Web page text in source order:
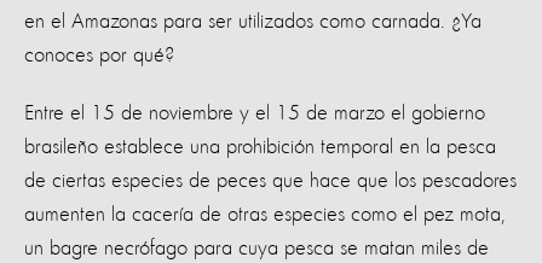
en el Amazonas para ser utilizados como carnada. ¿Ya
conoces por qué?
Entre el 15 de noviembre y el 15 de marzo el gobierno
brasileño establece una prohibición temporal en la pesca
de ciertas especies de peces que hace que los pescadores
aumenten la cacería de otras especies como el pez mota,
un bagre necrófago para cuya pesca se matan miles de